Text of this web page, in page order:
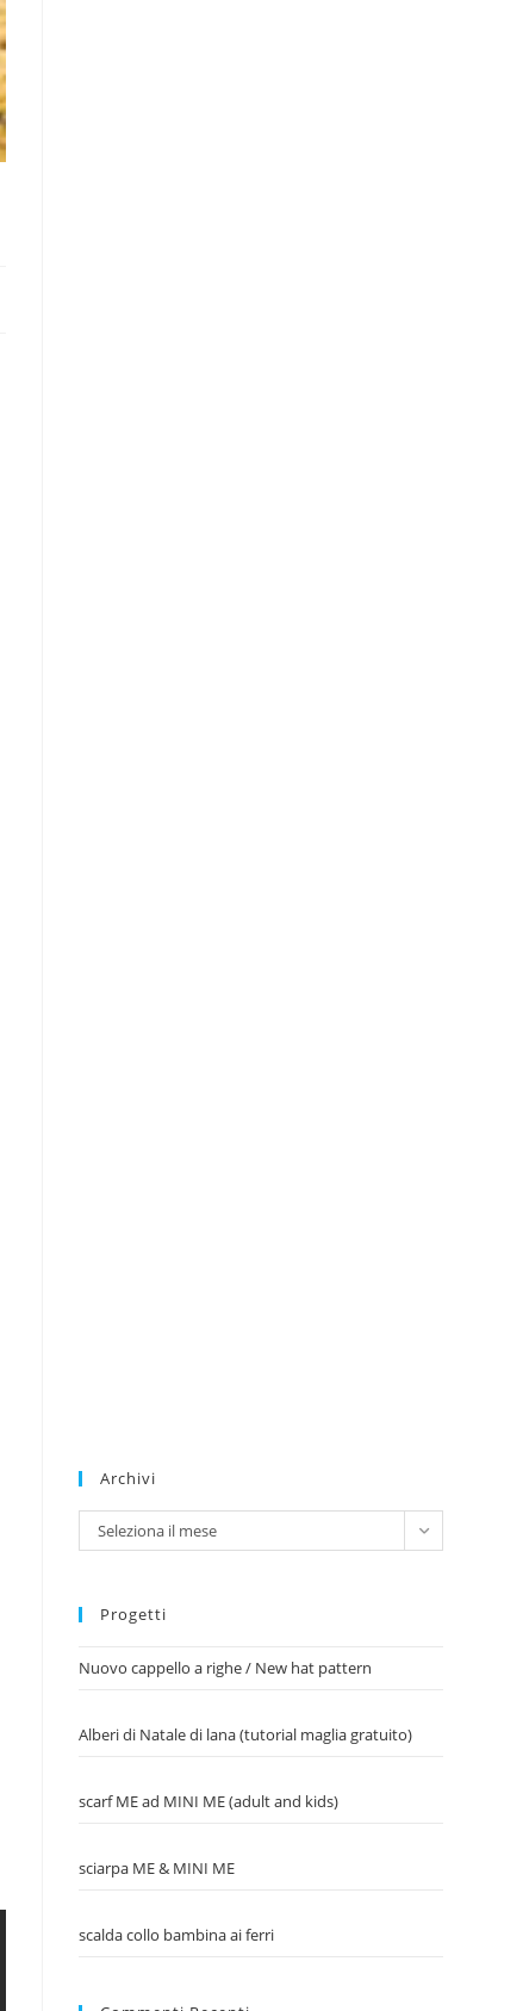
Archivi
Archivi
Seleziona il mese
Progetti
Nuovo cappello a righe / New hat pattern
Alberi di Natale di lana (tutorial maglia gratuito)
scarf ME ad MINI ME (adult and kids)
sciarpa ME & MINI ME
scalda collo bambina ai ferri